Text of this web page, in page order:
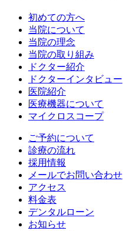
初めての方へ
当院について
当院の理念
当院の取り組み
ドクター紹介
ドクターインタビュー
医院紹介
医療機器について
マイクロスコープ
ご予約について
診療の流れ
採用情報
メールでお問い合わせ
アクセス
料金表
デンタルローン
お知らせ